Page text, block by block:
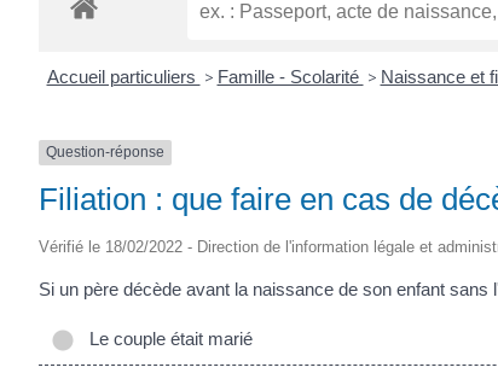
Accueil particuliers > Famille - Scolarité > Naissance et
Question-réponse
Filiation : que faire en cas de
Vérifié le 18/02/2022 - Direction de l'information légale et
Si un père décède avant la naissance de son enfant
Le couple était marié